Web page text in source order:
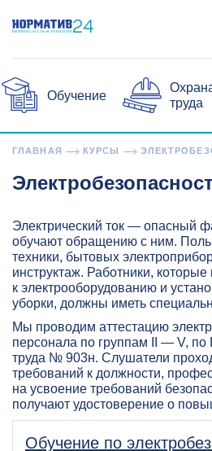
Обучение
труда
ГЛАВНАЯ КУРСЫ
Электрический ток — опасный
обучают обращению с ним.
техники, бытовых
инструктаж. Работники, которые
к электрооборудованию и
уборки, должны иметь
Мы проводим аттестацию
персонала по группам II — V,
труда № 903н. Слушатели
требований к должности,
на усвоение требований
получают удостоверение о
Обучение по